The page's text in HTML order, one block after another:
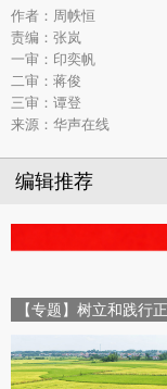
作者：周帙恒
责编：张岚
一审：印奕帆
二审：蒋俊
三审：谭登
来源：华声在线
编辑推荐